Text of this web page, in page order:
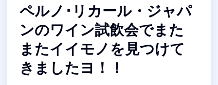
ペルノ･リカール・ジャパ
ンのワイン試飲会でまた
またイイモノを見つけて
きましたヨ！！